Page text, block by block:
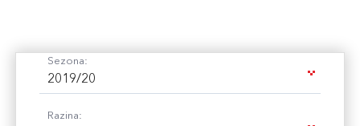
Sezona:
2019/20
Razina: